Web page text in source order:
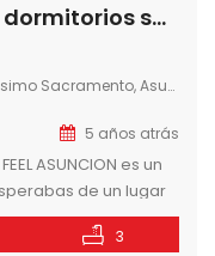
Departamentos de 1, 2 y 3 dormitorios sobre Avda. Trinidad- EDIFICIO FEEL ASUNCIÓN
Asunción, Paraguay
5 años atrás
ASUNCION es un
de un lugar
de calidad,
para disfrutar; todo
3